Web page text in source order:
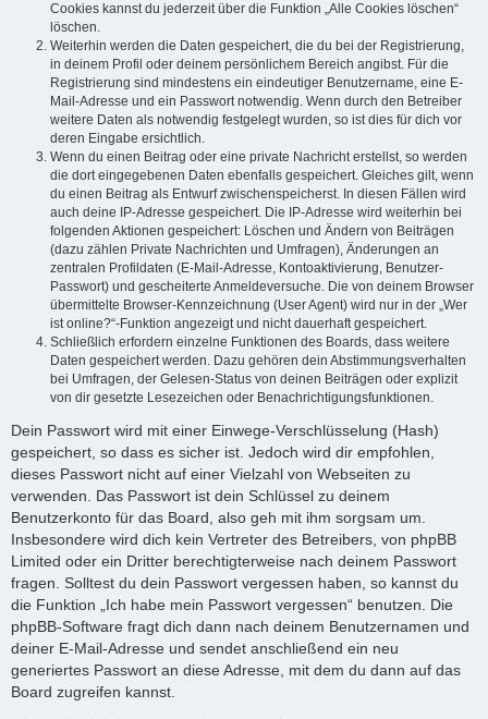
Cookies kannst du jederzeit über die Funktion „Alle Cookies löschen“
löschen.
Weiterhin werden die Daten gespeichert, die du bei der Registrierung,
in deinem Profil oder deinem persönlichem Bereich angibst. Für die
Registrierung sind mindestens ein eindeutiger Benutzername, eine E-
Mail-Adresse und ein Passwort notwendig. Wenn durch den Betreiber
weitere Daten als notwendig festgelegt wurden, so ist dies für dich vor
deren Eingabe ersichtlich.
Wenn du einen Beitrag oder eine private Nachricht erstellst, so werden
die dort eingegebenen Daten ebenfalls gespeichert. Gleiches gilt, wenn
du einen Beitrag als Entwurf zwischenspeicherst. In diesen Fällen wird
auch deine IP-Adresse gespeichert. Die IP-Adresse wird weiterhin bei
folgenden Aktionen gespeichert: Löschen und Ändern von Beiträgen
(dazu zählen Private Nachrichten und Umfragen), Änderungen an
zentralen Profildaten (E-Mail-Adresse, Kontoaktivierung, Benutzer-
Passwort) und gescheiterte Anmeldeversuche. Die von deinem Browser
übermittelte Browser-Kennzeichnung (User Agent) wird nur in der „Wer
ist online?“-Funktion angezeigt und nicht dauerhaft gespeichert.
Schließlich erfordern einzelne Funktionen des Boards, dass weitere
Daten gespeichert werden. Dazu gehören dein Abstimmungsverhalten
bei Umfragen, der Gelesen-Status von deinen Beiträgen oder explizit
von dir gesetzte Lesezeichen oder Benachrichtigungsfunktionen.
Dein Passwort wird mit einer Einwege-Verschlüsselung (Hash)
gespeichert, so dass es sicher ist. Jedoch wird dir empfohlen,
dieses Passwort nicht auf einer Vielzahl von Webseiten zu
verwenden. Das Passwort ist dein Schlüssel zu deinem
Benutzerkonto für das Board, also geh mit ihm sorgsam um.
Insbesondere wird dich kein Vertreter des Betreibers, von phpBB
Limited oder ein Dritter berechtigterweise nach deinem Passwort
fragen. Solltest du dein Passwort vergessen haben, so kannst du
die Funktion „Ich habe mein Passwort vergessen“ benutzen. Die
phpBB-Software fragt dich dann nach deinem Benutzernamen und
deiner E-Mail-Adresse und sendet anschließend ein neu
generiertes Passwort an diese Adresse, mit dem du dann auf das
Board zugreifen kannst.